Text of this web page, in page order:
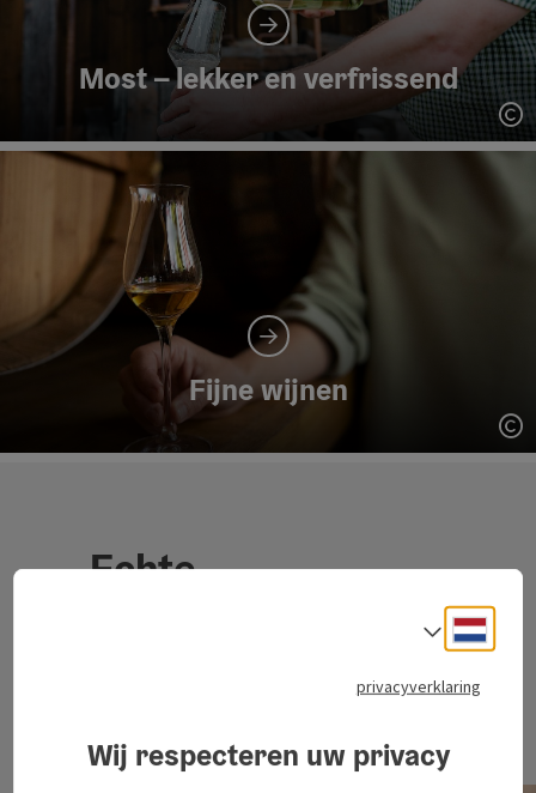
Most – lekker en verfrissend
Fijne wijnen
Echte
privacyverklaring
Wij respecteren uw privacy